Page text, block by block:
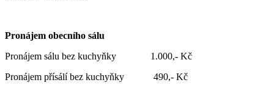
Pronájem obecního sálu
Pronájem sálu bez kuchyňky 1.000,- Kč
Pronájem přísálí bez kuchyňky 490,- Kč